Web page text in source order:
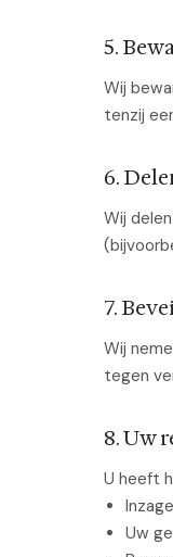
5.
Wij
tenzij
6.
Wij
7.
Wij
tegen
8. Uw
U heeft
Uw